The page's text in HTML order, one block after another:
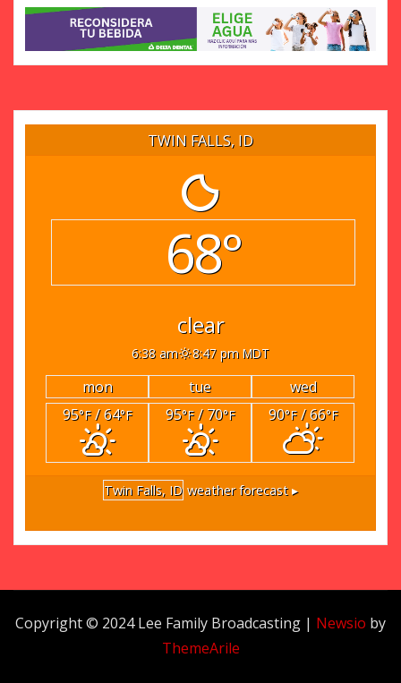
TWIN FALLS, ID
68°
clear
6:38 am 8:47 pm MDT
mon tue
wed
95°F/ 64°F 95°F/ 70°F 90°F/ 66°F
Twin Falls, ID weather forecast ▸
Copyright © 2024 Lee Family Broadcasting | Newsio by
ThemeArile